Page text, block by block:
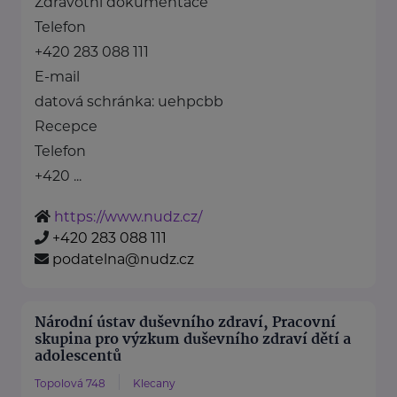
Telefon
+420 283 088 111
E-mail
datová schránka: uehpcbb
Recepce
Telefon
+420 ...
https://www.nudz.cz/
+420 283 088 111
podatelna@nudz.cz
Národní ústav duševního zdraví, Pracovní
skupina pro výzkum duševního zdraví dětí a
adolescentů
Topolová 748 Klecany